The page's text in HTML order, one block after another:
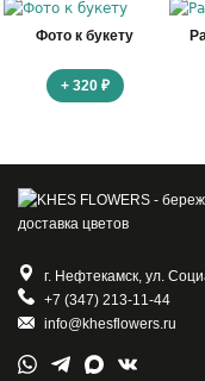
Фото к букету
+ 320 ₽
г. Нефтекамск, ул.
+7 (347) 213-11-44
info@khesflowers.ru